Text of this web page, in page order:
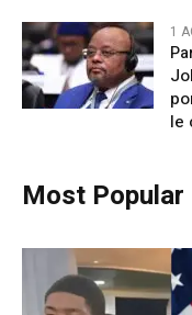
1
le
Most Popular